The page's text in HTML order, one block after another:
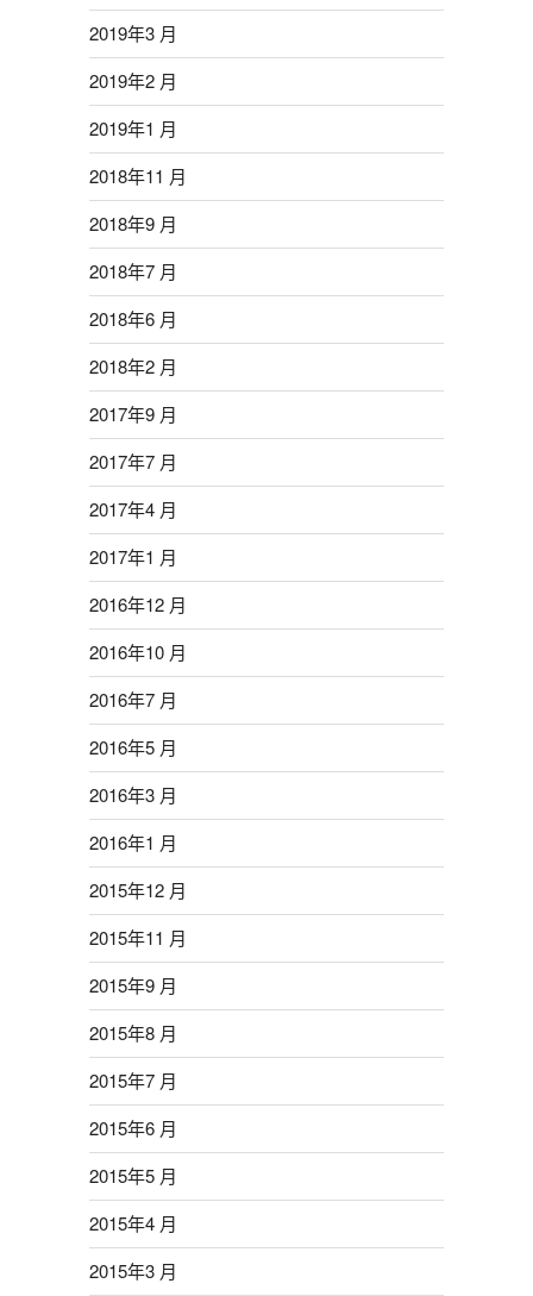
2019年3 月
2019年2 月
2019年1 月
2018年11 月
2018年9 月
2018年7 月
2018年6 月
2018年2 月
2017年9 月
2017年7 月
2017年4 月
2017年1 月
2016年12 月
2016年10 月
2016年7 月
2016年5 月
2016年3 月
2016年1 月
2015年12 月
2015年11 月
2015年9 月
2015年8 月
2015年7 月
2015年6 月
2015年5 月
2015年4 月
2015年3 月